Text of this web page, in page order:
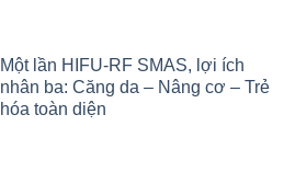
Một lần HIFU-RF SMAS, lợi ích
nhân ba: Căng da – Nâng cơ – Trẻ
hóa toàn diện